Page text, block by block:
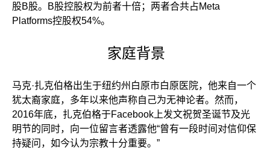
股B股。B股控股权为前者十倍；两者合共占Meta
Platforms控股权54%。
家庭背景
马克·扎克伯格出生于纽约州白原市白原医院，他来自一个
犹太裔家庭，多年以来他声称自己为无神论者。然而，
2016年底，扎克伯格于Facebook上发文祝贺圣诞节及光
明节的同时，向一位留言者透露他“曾有一段时间对信仰保
持疑问，如今认为宗教十分重要。”